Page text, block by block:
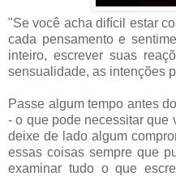
"Se você acha difícil estar
cada pensamento e
inteiro, escrever suas
sensualidade, as intenções
Passe algum tempo antes
- o que pode necessitar que
deixe de lado algum
essas coisas sempre que
examinar tudo o que